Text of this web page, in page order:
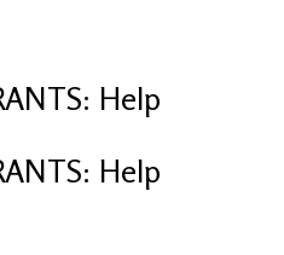
Help
Help